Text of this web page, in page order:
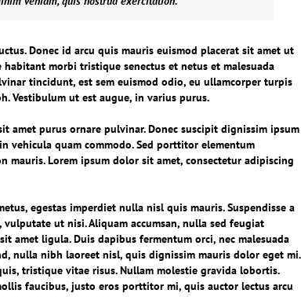
Donec id arcu quis mauris euismod placerat sit amet ut
morbi tristique senectus et netus et malesuada
tincidunt, est sem euismod odio, eu ullamcorper turpis
Vestibulum ut est augue, in varius purus.
amet purus ornare pulvinar. Donec suscipit dignissim ipsum
vehicula quam commodo. Sed porttitor elementum
mauris. Lorem ipsum dolor sit amet, consectetur adipiscing
egestas imperdiet nulla nisl quis mauris. Suspendisse a
ut nisi. Aliquam accumsan, nulla sed feugiat
amet ligula. Duis dapibus fermentum orci, nec malesuada
nulla nibh laoreet nisl, quis dignissim mauris dolor eget mi.
tristique vitae risus. Nullam molestie gravida lobortis.
faucibus, justo eros porttitor mi, quis auctor lectus arcu